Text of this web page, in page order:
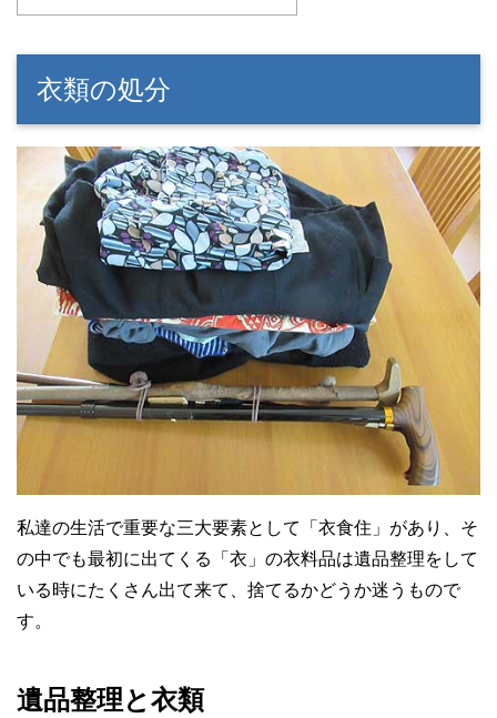
衣類の処分
私達の生活で重要な三大要素として「衣食住」があり、そ
の中でも最初に出てくる「衣」の衣料品は遺品整理をして
いる時にたくさん出て来て、捨てるかどうか迷うもので
す。
遺品整理と衣類